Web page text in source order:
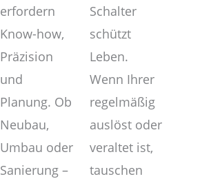
erfordern
Know-how,
Präzision
und
Planung. Ob
Neubau,
Umbau oder
Sanierung –
Schalter
schützt
Leben.
Wenn Ihrer
regelmäßig
auslöst oder
veraltet ist,
tauschen